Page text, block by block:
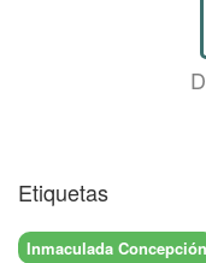
Etiquetas
Inmaculada Concepción